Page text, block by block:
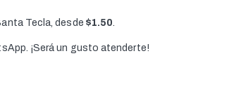
Tecla, desde $1.50.
¡Será un gusto atenderte!